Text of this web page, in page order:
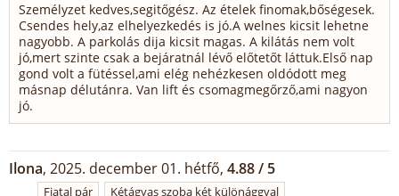
Személyzet kedves,segitőgész. Az ételek finomak,bőségesek.
Csendes hely,az elhelyezkedés is jó.A welnes kicsit lehetne
nagyobb. A parkolás dija kicsit magas. A kilátás nem volt
jó,mert szinte csak a bejáratnál lévő előtetőt láttuk.Első nap
gond volt a fütéssel,ami elég nehézkesen oldódott meg
másnap délutánra. Van lift és csomagmegőrző,ami nagyon
jó.
Ilona, 2025. december 01. hétfő, 4.88 / 5
Fiatal pár
Kétágyas szoba két különággyal